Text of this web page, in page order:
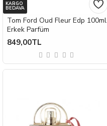
KARGO
BEDAVA
Tom Ford Oud Fleur Edp 100ml
Erkek Parfüm
849,00TL